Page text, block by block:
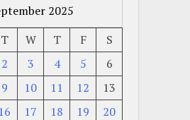
2025
T W T F
S
2 3 4 5
6
9 10 11 12
13
16 17 18 19
20